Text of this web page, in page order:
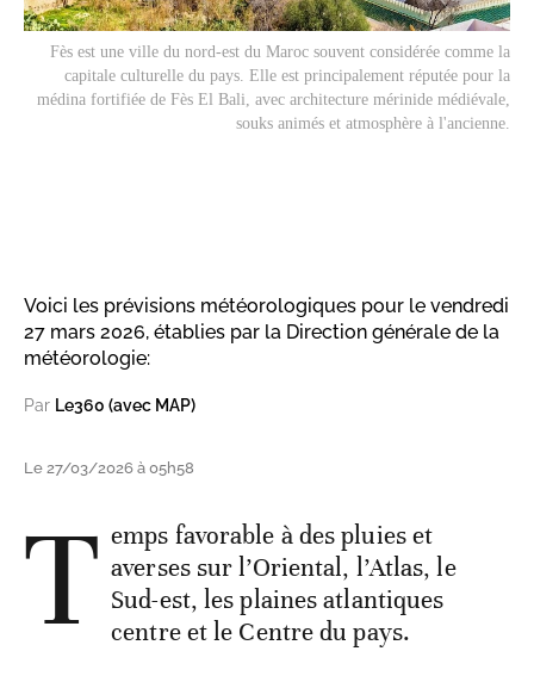
Fès est une ville du nord-est du Maroc souvent considérée comme la
capitale culturelle du pays. Elle est principalement réputée pour la
médina fortifiée de Fès El Bali, avec architecture mérinide médiévale,
souks animés et atmosphère à l'ancienne.
Voici les prévisions météorologiques pour le vendredi
27 mars 2026, établies par la Direction générale de la
météorologie:
Par Le360 (avec MAP)
Le 27/03/2026 à 05h58
T emps favorable à des pluies et
averses sur l’Oriental, l’Atlas, le
Sud-est, les plaines atlantiques
centre et le Centre du pays.